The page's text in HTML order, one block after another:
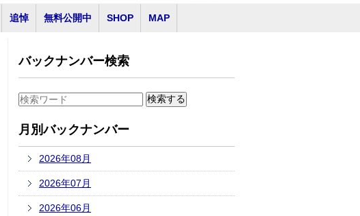
追悼 無料公開中 SHOP MAP
バックナンバー検索
月別バックナンバー
2026年08月
2026年07月
2026年06月